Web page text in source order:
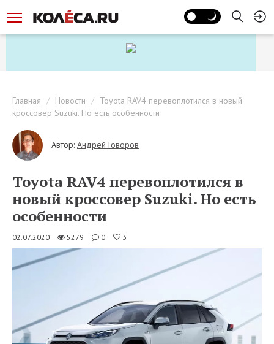
Главная Новости
Toyota RAV4 перевоплотился в новый
кроссовер Suzuki. Но есть особенности
Автор: Андрей Говоров
Toyota RAV4 перевоплотился в
новый кроссовер Suzuki. Но есть
особенности
02.07.2020 5279 0 3